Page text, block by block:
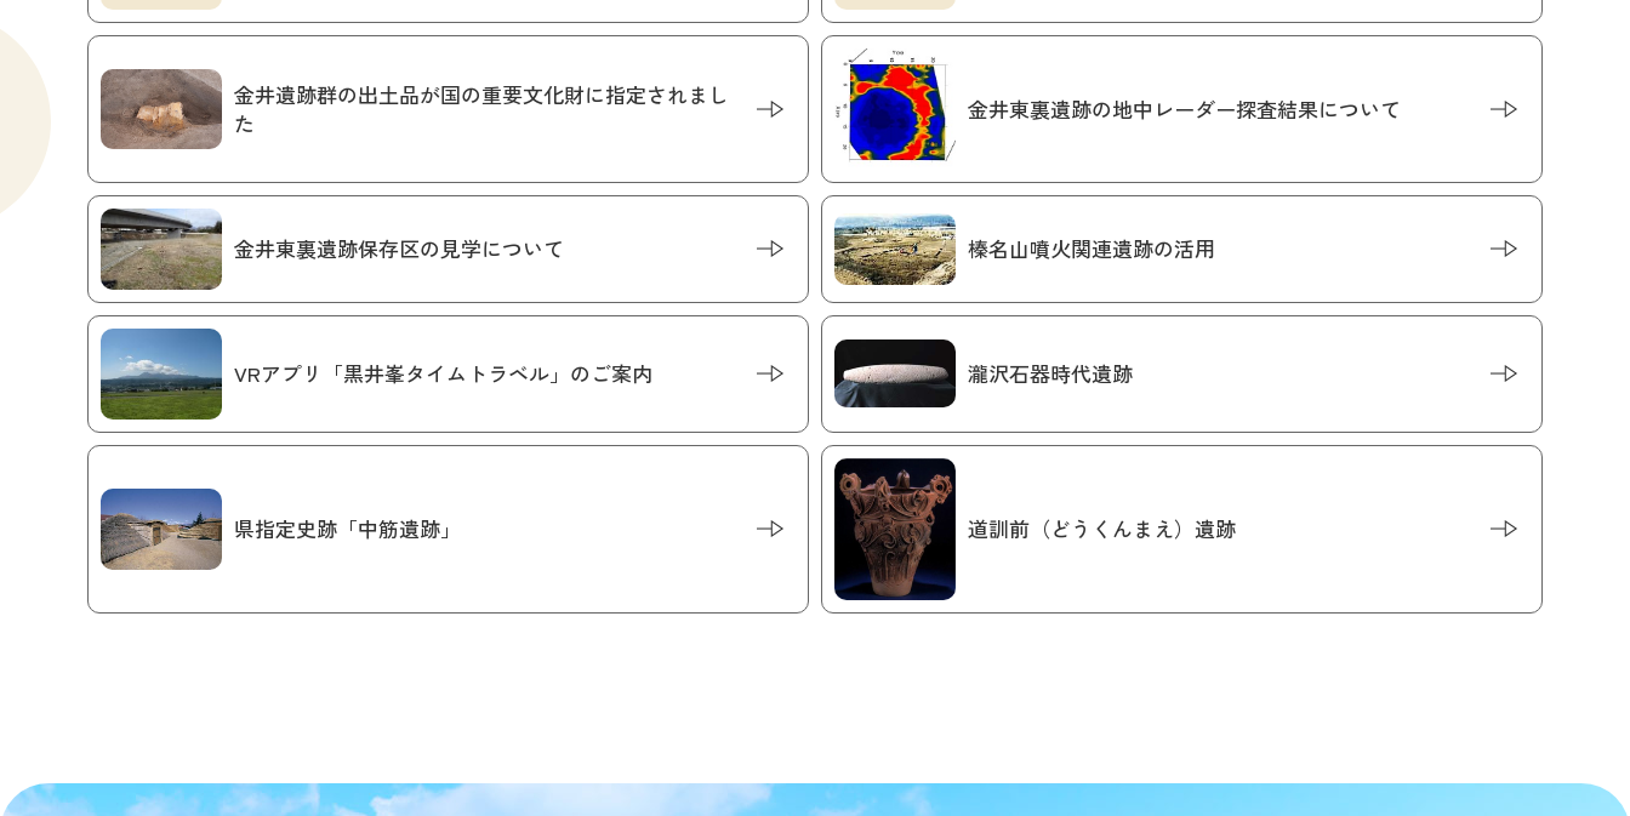
金井遺跡群の出土品が国の重要文化財に指定されまし
た
金井東裏遺跡の地中レーダー探査結果について
金井東裏遺跡保存区の見学について 榛名山噴火関連遺跡の活用
VRアプリ「黒井峯タイムトラベル」のご案内 瀧沢石器時代遺跡
県指定史跡「中筋遺跡」 道訓前（どうくんまえ）遺跡